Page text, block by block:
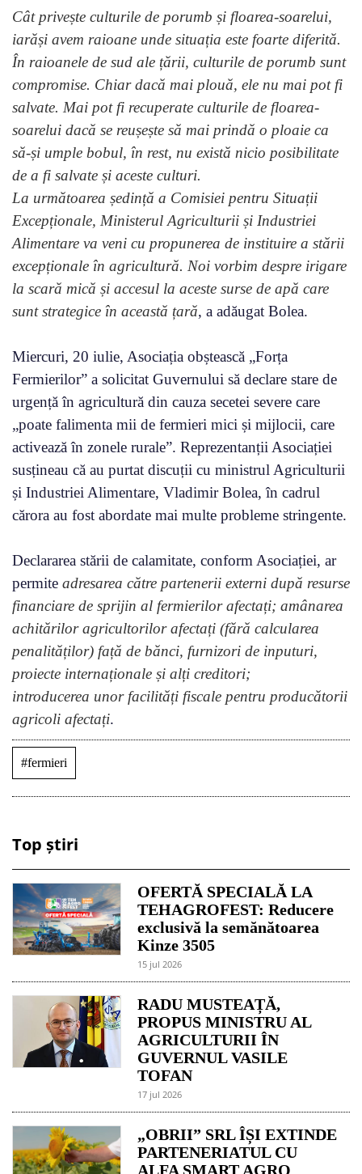
Cât privește culturile de porumb și floarea-soarelui,
iarăși avem raioane unde situația este foarte diferită.
În raioanele de sud ale țării, culturile de porumb sunt
compromise. Chiar dacă mai plouă, ele nu mai pot fi
salvate. Mai pot fi recuperate culturile de floarea-
soarelui dacă se reușește să mai prindă o ploaie ca
să-și umple bobul, în rest, nu există nicio posibilitate
de a fi salvate și aceste culturi.
La următoarea ședință a Comisiei pentru Situații
Excepționale, Ministerul Agriculturii și Industriei
Alimentare va veni cu propunerea de instituire a stării
excepționale în agricultură. Noi vorbim despre irigare
la scară mică și accesul la aceste surse de apă care
sunt strategice în această țară, a adăugat Bolea.
Miercuri, 20 iulie, Asociația obștească „Forța
Fermierilor” a solicitat Guvernului să declare stare de
urgență în agricultură din cauza secetei severe care
„poate falimenta mii de fermieri mici și mijlocii, care
activează în zonele rurale”. Reprezentanții Asociației
susțineau că au purtat discuții cu ministrul Agriculturii
și Industriei Alimentare, Vladimir Bolea, în cadrul
cărora au fost abordate mai multe probleme stringente.
Declararea stării de calamitate, conform Asociației, ar
permite adresarea către partenerii externi după resurse
financiare de sprijin al fermierilor afectați; amânarea
achitărilor agricultorilor afectați (fără calcularea
penalităților) față de bănci, furnizori de inputuri,
proiecte internaționale și alți creditori;
introducerea unor facilități fiscale pentru producătorii
agricoli afectați.
#fermieri
Top știri
OFERTĂ SPECIALĂ LA
TEHAGROFEST: Reducere
exclusivă la semănătoarea
Kinze 3505
15 jul 2026
RADU MUSTEAȚĂ,
PROPUS MINISTRU AL
AGRICULTURII ÎN
GUVERNUL VASILE
TOFAN
17 jul 2026
„OBRII” SRL ÎȘI EXTINDE
PARTENERIATUL CU
ALFA SMART AGRO